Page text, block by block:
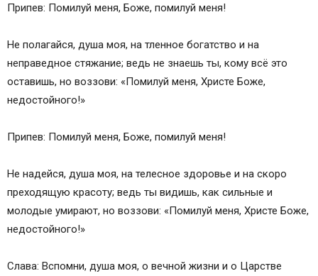
Припев: Помилуй меня, Боже, помилуй меня!
Не полагайся, душа моя, на тленное богатство и на
неправедное стяжание; ведь не знаешь ты, кому всё это
оставишь, но воззови: «Помилуй меня, Христе Боже,
недостойного!»
Припев: Помилуй меня, Боже, помилуй меня!
Не надейся, душа моя, на телесное здоровье и на скоро
преходящую красоту; ведь ты видишь, как сильные и
молодые умирают, но воззови: «Помилуй меня, Христе Боже,
недостойного!»
Слава: Вспомни, душа моя, о вечной жизни и о Царстве